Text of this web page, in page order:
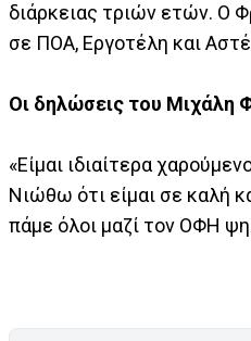
διάρκειας τριών ετών. Ο
σε ΠΟΑ, Εργοτέλη και
Οι δηλώσεις του Μιχάλη
«Είμαι ιδιαίτερα
Νιώθω ότι είμαι σε καλή
πάμε όλοι μαζί τον ΟΦΗ